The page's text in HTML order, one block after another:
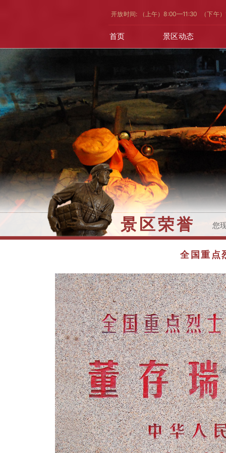
首页 景区动态
开放时间: （上午）8:00—11:30 （下午）
景区荣誉
您
>>
位
全国重点
上一